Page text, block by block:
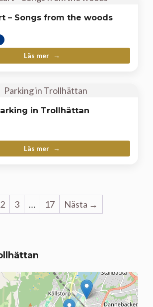
– Songs from the woods
Läs mer
in Trollhättan
Läs mer
2 3 … 17 Nästa →